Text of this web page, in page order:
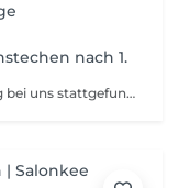
nach 1.
nur für Kunden wo die erste Behandlung bei uns stattgefunden hat